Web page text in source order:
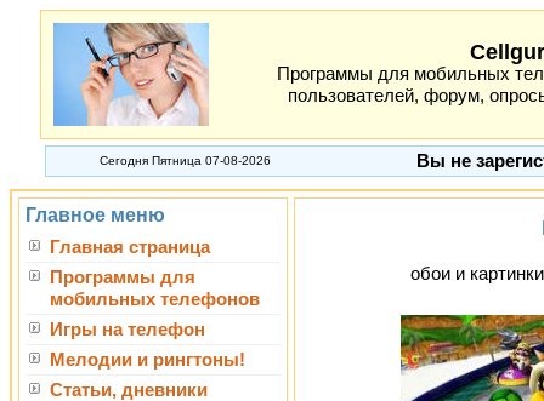
Программы для мобильных
пользователей, форум,
Сегодня Пятница 07-08-2026 Вы не
Главное меню
Главная страница
Программы для
мобильных телефонов
Игры на телефон
Мелодии и рингтоны!
Статьи, дневники
обои и